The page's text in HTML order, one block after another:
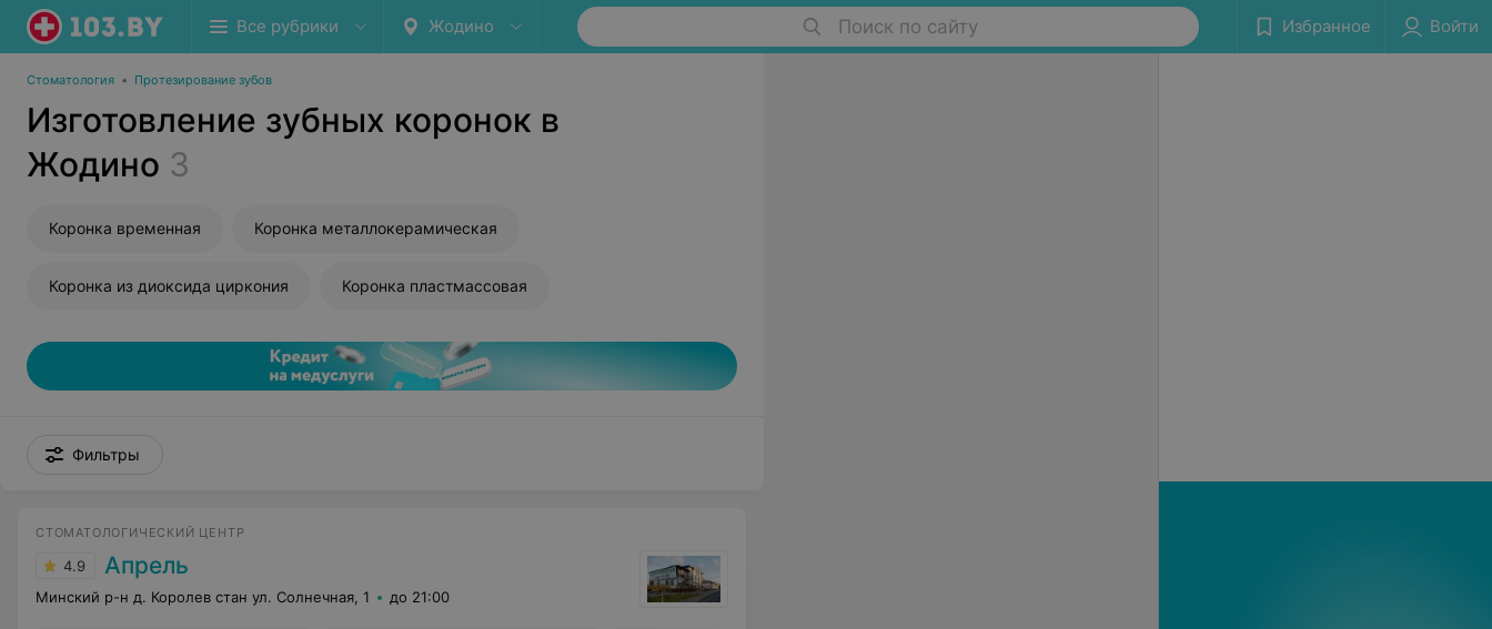
Все рубрики Жодино Поиск по сайту Избранное Войти
Стоматология • Протезирование зубов
Изготовление зубных коронок в
Жодино 3
Коронка временная Коронка металлокерамическая
Коронка из диоксида циркония Коронка пластмассовая
Фильтры
СТОМАТОЛОГИЧЕСКИЙ ЦЕНТР
4.9 Апрель
Минский р-н д. Королев стан ул. Солнечная, 1 до 21:00